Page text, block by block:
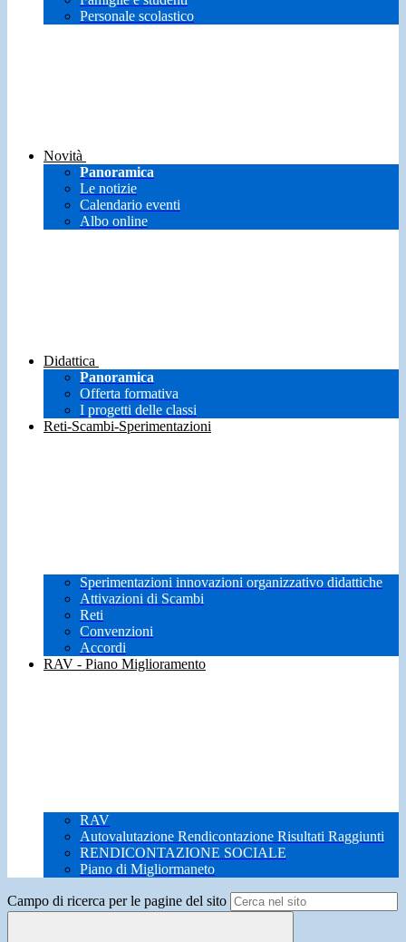
Personale scolastico
Novità
Panoramica
Le notizie
Calendario eventi
Albo online
Didattica
Panoramica
Offerta formativa
I progetti delle classi
Reti-Scambi-Sperimentazioni
Sperimentazioni innovazioni organizzativo didattiche
Attivazioni di Scambi
Reti
Convenzioni
Accordi
RAV - Piano Miglioramento
RAV
Autovalutazione Rendicontazione Risultati Raggiunti
RENDICONTAZIONE SOCIALE
Piano di Migliormaneto
Campo di ricerca per le pagine del sito